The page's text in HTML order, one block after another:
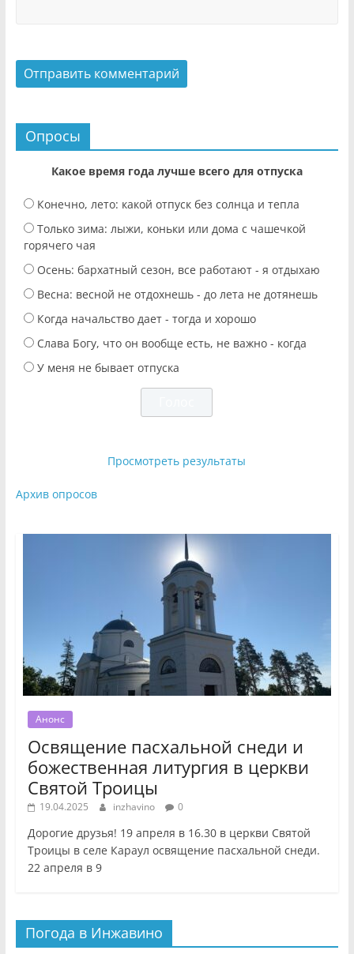
Опросы
Какое время года лучше всего для отпуска
Конечно, лето: какой отпуск без солнца и тепла
Только зима: лыжи, коньки или дома с чашечкой
горячего чая
Осень: бархатный сезон, все работают - я отдыхаю
Весна: весной не отдохнешь - до лета не дотянешь
Когда начальство дает - тогда и хорошо
Слава Богу, что он вообще есть, не важно - когда
У меня не бывает отпуска
Просмотреть результаты
Архив опросов
Анонс
Освящение пасхальной снеди и
божественная литургия в церкви
Святой Троицы
19.04.2025 inzhavino 0
Дорогие друзья! 19 апреля в 16.30 в церкви Святой
Троицы в селе Караул освящение пасхальной снеди.
22 апреля в 9
Погода в Инжавино